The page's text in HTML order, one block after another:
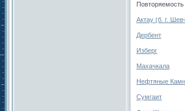
Актау (б. г.
Дербент
Изберг
Махачкала
Нефтяные
Сумгаит